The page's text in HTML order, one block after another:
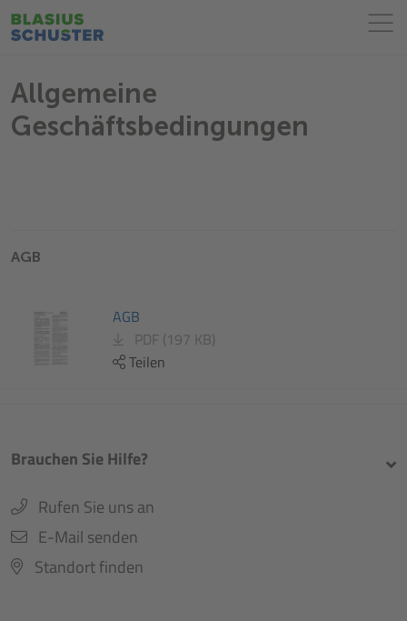
Allgemeine
Geschäftsbedingungen
AGB
AGB
PDF (197 KB)
Teilen
Brauchen Sie Hilfe?
Rufen Sie uns an
E-Mail senden
Standort finden